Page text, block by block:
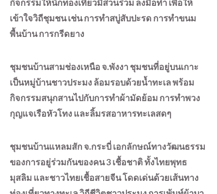
กิจกรรมให้นักท่องเที่ยวมีส่วนร่วม ลงมือทำ เพื่อให้
เข้าใจวิถีชุมชน เช่น การทำสบู่สับปะรด การทำขนม
พื้นบ้าน การกรีดยาง
ชุมชนบ้านสามช่องเหนือ จ.พังงา ชุมชนที่อยู่บนเกาะ
เป็นหมู่บ้านชาวประมง ล้อมรอบด้วยน้ำทะเล พร้อม
กิจกรรมสนุกสานไปกับการทำผ้ามัดย้อม การทำพวง
กุญแจเรือหัวโทง และลิ้มรสอาหารทะเลสดๆ
ชุมชนบ้านแหลมสัก จ.กระบี่ เอกลักษณ์ทางวัฒนธรรม
ของการอยู่ร่วมกันของคน 3 เชื้อชาติ ทั้งไทยพุทธ
มุสลิม และชาวไทยเชื้อสายจีน โดดเด่นด้วยเส้นทาง